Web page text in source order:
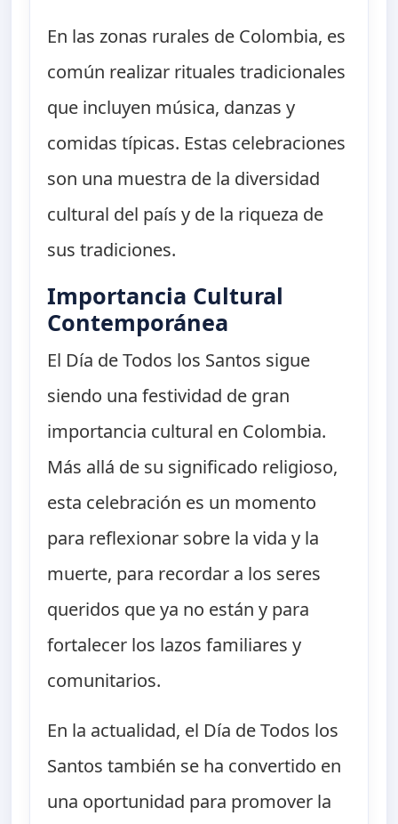
En las zonas rurales de Colombia, es
común realizar rituales tradicionales
que incluyen música, danzas y
comidas típicas. Estas celebraciones
son una muestra de la diversidad
cultural del país y de la riqueza de
sus tradiciones.
Importancia Cultural
Contemporánea
El Día de Todos los Santos sigue
siendo una festividad de gran
importancia cultural en Colombia.
Más allá de su significado religioso,
esta celebración es un momento
para reflexionar sobre la vida y la
muerte, para recordar a los seres
queridos que ya no están y para
fortalecer los lazos familiares y
comunitarios.
En la actualidad, el Día de Todos los
Santos también se ha convertido en
una oportunidad para promover la